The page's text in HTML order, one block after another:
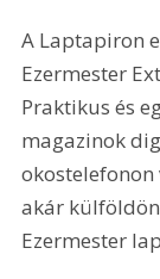
A Laptapiron
Ezermester
Praktikus és
magazinok
akár
Ezermester